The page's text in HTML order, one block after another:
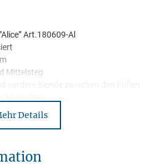
Art.180609-Al
Mittelsteg
Details